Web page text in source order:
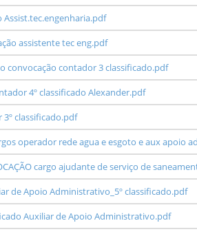
Assist.tec.engenharia.pdf
assistente tec eng.pdf
convocação contador 3 classificado.pdf
4º classificado Alexander.pdf
classificado.pdf
operador rede agua e esgoto e aux apoio
cargo ajudante de serviço de
de Apoio Administrativo_5º classificado.pdf
Auxiliar de Apoio Administrativo.pdf